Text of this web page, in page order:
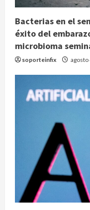
Bacterias en el
éxito del
microbioma
soporteinfix agosto